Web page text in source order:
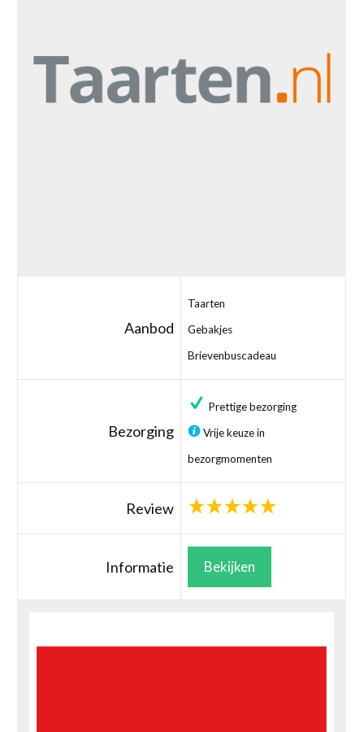
Aanbod
Taarten
Gebakjes
Brievenbuscadeau
Bezorging
Prettige bezorging
Vrije keuze in
bezorgmomenten
Review
Informatie Bekijken